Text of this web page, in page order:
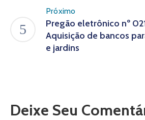
Próximo
Pregão eletrônico nº
Aquisição de bancos
e jardins
Deixe Seu